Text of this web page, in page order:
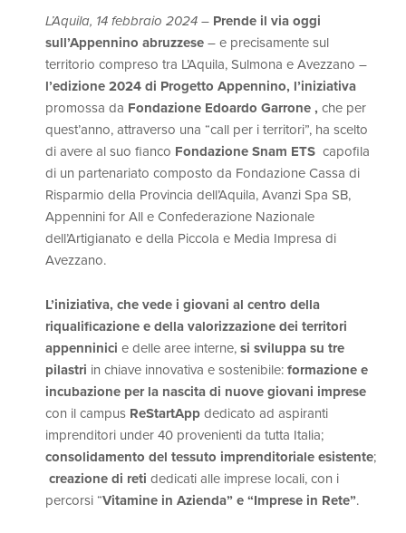
L’Aquila, 14 febbraio 2024– Prende il via oggi
sull’Appennino abruzzese– e precisamente sul
territorio compreso tra L’Aquila, Sulmona e Avezzano –
l’edizione 2024 di Progetto Appennino, l’iniziativa
promossa da Fondazione Edoardo Garrone , che per
quest’anno, attraverso una “call per i territori”, ha scelto
di avere al suo fianco Fondazione Snam ETS capofila
di un partenariato composto da Fondazione Cassa di
Risparmio della Provincia dell’Aquila, Avanzi Spa SB,
Appennini for All e Confederazione Nazionale
dell’Artigianato e della Piccola e Media Impresa di
Avezzano.
L’iniziativa, che vede i giovani al centro della
riqualificazione e della valorizzazione dei territori
appenninici e delle aree interne,si sviluppa su tre
pilastri in chiave innovativa e sostenibile:formazione e
incubazione per la nascita di nuove giovani imprese
con il campus ReStartAppdedicato ad aspiranti
imprenditori under 40 provenienti da tutta Italia;
consolidamento del tessuto imprenditoriale esistente;
creazione di reti dedicati alle imprese locali, con i
percorsi “Vitamine in Azienda” e “Imprese in Rete”.